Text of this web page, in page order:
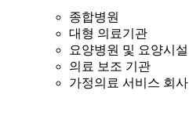
종합병원
대형 의료기관
요양병원 및 요양시설
의료 보조 기관
가정의료 서비스 회사